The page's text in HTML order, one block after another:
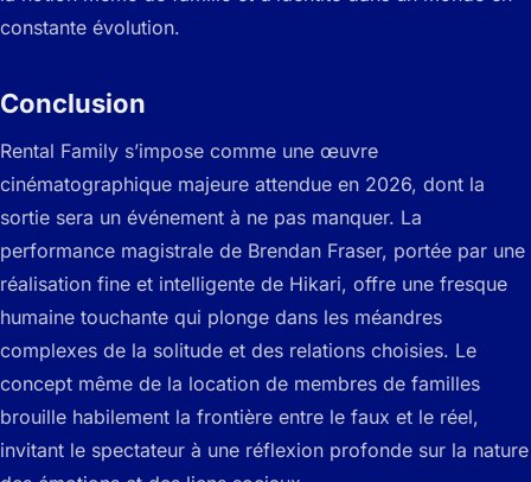
constante évolution.
Conclusion
Rental Family s’impose comme une œuvre
cinématographique majeure attendue en 2026, dont la
sortie sera un événement à ne pas manquer. La
performance magistrale de Brendan Fraser, portée par une
réalisation fine et intelligente de Hikari, offre une fresque
humaine touchante qui plonge dans les méandres
complexes de la solitude et des relations choisies. Le
concept même de la location de membres de familles
brouille habilement la frontière entre le faux et le réel,
invitant le spectateur à une réflexion profonde sur la nature